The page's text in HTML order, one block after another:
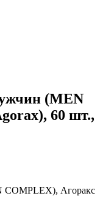
(MEN
60 шт.,
COMPLEX), Агоракс